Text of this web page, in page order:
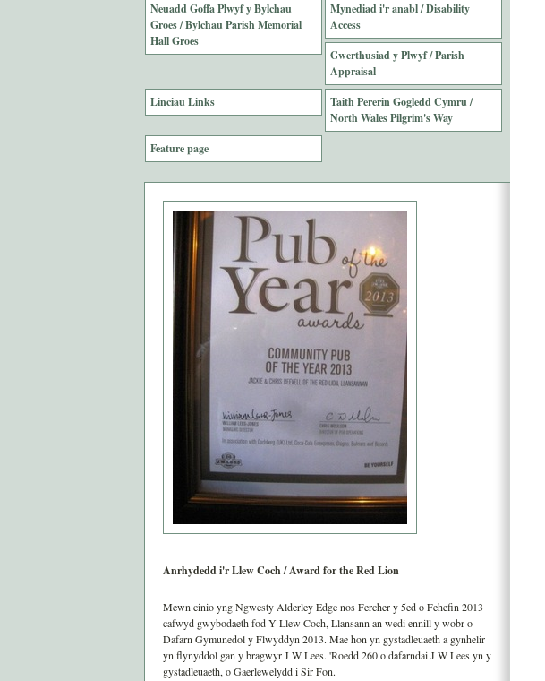
Neuadd Goffa Plwyf y Bylchau
Groes / Bylchau Parish Memorial
Hall Groes
Mynediad i'r anabl / Disability
Access
Gwerthusiad y Plwyf / Parish
Appraisal
Linciau Links
Taith Pererin Gogledd Cymru /
North Wales Pilgrim's Way
Feature page
Anrhydedd i'r Llew Coch / Award for the Red Lion
Mewn cinio yng Ngwesty Alderley Edge nos Fercher y 5ed o Fehefin 2013
cafwyd gwybodaeth fod Y Llew Coch, Llansann an wedi ennill y wobr o
Dafarn Gymunedol y Flwyddyn 2013. Mae hon yn gystadleuaeth a gynhelir
yn flynyddol gan y bragwyr J W Lees. 'Roedd 260 o dafarndai J W Lees yn y
gystadleuaeth, o Gaerlewelydd i Sir Fon.